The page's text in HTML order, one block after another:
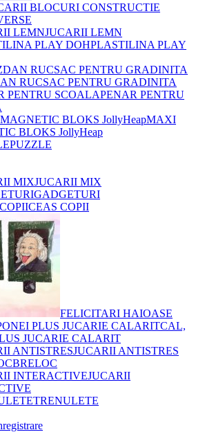
BLOCURI CONSTRUCTIE
JUCARII LEMN
PLASTILINA PLAY
RUCSAC PENTRU GRADINITA
PENAR PENTRU
MAXI
BLOKS JollyHeap
PUZZLE
JUCARII MIX
GADGETURI
CEAS COPII
FELICITARI HAIOASE
CAL,
JUCARIE CALARIT
JUCARII ANTISTRES
BRELOC
JUCARII
TRENULETE